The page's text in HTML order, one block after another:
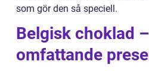
som gör den så speciell.
Belgisk choklad
omfattande